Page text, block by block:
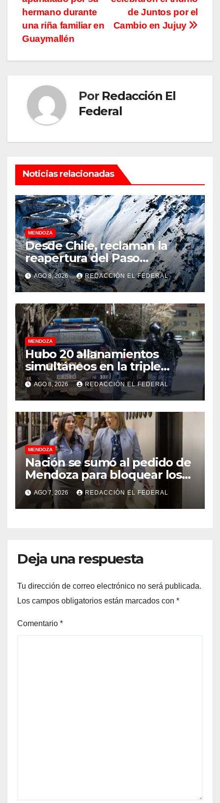
de
entradas
de Juntos por el
Cambio en Jujuy
hermano durante
una riña familiar en
Guaymallén
Por Redacción El
Federal
Noticias relacionadas
MENDOZA
Desde Chile, reclaman la
reapertura del Paso
Internacional Los
Libertadores: pérdidas
millonarias
AGO 8, 2026 REDACCIÓN EL FEDERAL
MENDOZA
Hubo 20 allanamientos
simultáneos en la triple
frontera de Luján, Maipú y
Godoy Cruz
AGO 8, 2026 REDACCIÓN EL FEDERAL
MENDOZA
Nación se sumó al pedido de
Mendoza para bloquear los
celulares en las cárceles de
la provincia
AGO 7, 2026 REDACCIÓN EL FEDERAL
Deja una respuesta
Tu dirección de correo electrónico no será publicada.
Los campos obligatorios están marcados con *
Comentario *